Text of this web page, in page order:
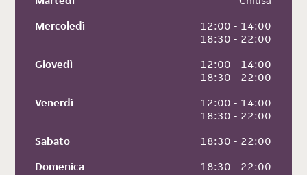
Mercoledì
12:00 - 14:00
18:30 - 22:00
Giovedì
12:00 - 14:00
18:30 - 22:00
Venerdì
12:00 - 14:00
18:30 - 22:00
Sabato
18:30 - 22:00
Domenica
18:30 - 22:00